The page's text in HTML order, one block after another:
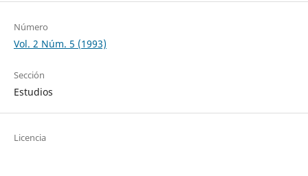
Número
Vol. 2 Núm. 5 (1993)
Sección
Estudios
Licencia